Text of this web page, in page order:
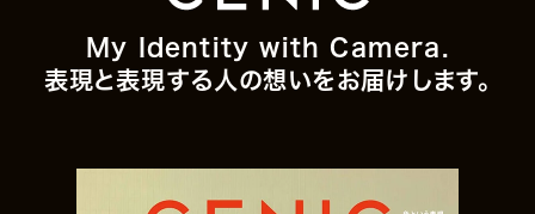
My Identity with Camera.
表現と表現する人の想いをお届けします。